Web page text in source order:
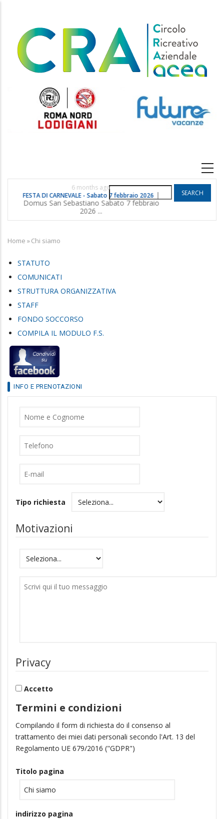
content
6 months ago
FESTA DI CARNEVALE - Sabato 7 febbraio 2026 |
Domus San Sebastiano Sabato 7 febbraio
2026 ...
POGGIO
Search
Breadcrumb
Home »Chi siamo
STATUTO
COMUNICATI
STRUTTURA ORGANIZZATIVA
STAFF
FONDO SOCCORSO
COMPILA IL MODULO F.S.
INFO E PRENOTAZIONI
Telefono
Tipo richiesta
Motivazioni
Motivazioni
Privacy
Accetto
Termini e condizioni
Compilando il form di richiesta do il consenso al
trattamento dei miei dati personali secondo l'Art. 13 del
Regolamento UE 679/2016 ("GDPR")
Titolo pagina
indirizzo pagina